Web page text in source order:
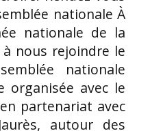
nationale À
nationale de la
nous rejoindre le
nationale
organisée avec le
partenariat avec
autour des